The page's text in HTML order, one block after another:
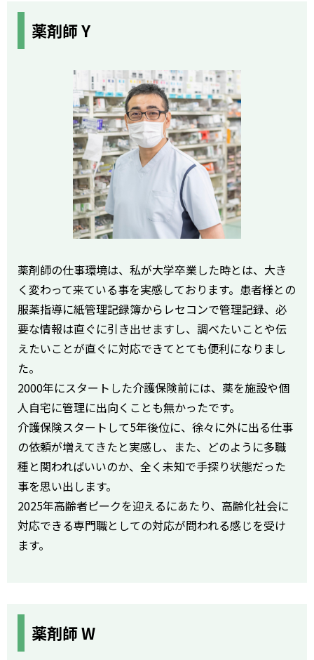
薬剤師 Y
薬剤師の仕事環境は、私が大学卒業した時とは、大き
く変わって来ている事を実感しております。患者様との
服薬指導に紙管理記録簿からレセコンで管理記録、必
要な情報は直ぐに引き出せますし、調べたいことや伝
えたいことが直ぐに対応できてとても便利になりまし
た。
2000年にスタートした介護保険前には、薬を施設や個
人自宅に管理に出向くことも無かったです。
介護保険スタートして5年後位に、徐々に外に出る仕事
の依頼が増えてきたと実感し、また、どのように多職
種と関わればいいのか、全く未知で手探り状態だった
事を思い出します。
2025年高齢者ピークを迎えるにあたり、高齢化社会に
対応できる専門職としての対応が問われる感じを受け
ます。
薬剤師 W